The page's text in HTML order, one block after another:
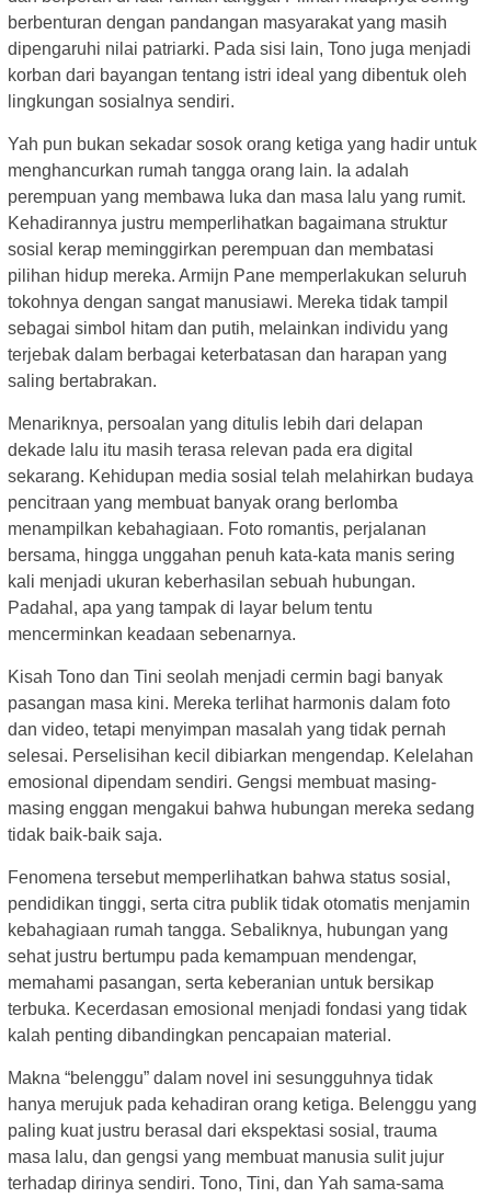
berbenturan dengan pandangan masyarakat yang masih
dipengaruhi nilai patriarki. Pada sisi lain, Tono juga menjadi
korban dari bayangan tentang istri ideal yang dibentuk oleh
lingkungan sosialnya sendiri.
Yah pun bukan sekadar sosok orang ketiga yang hadir untuk
menghancurkan rumah tangga orang lain. Ia adalah
perempuan yang membawa luka dan masa lalu yang rumit.
Kehadirannya justru memperlihatkan bagaimana struktur
sosial kerap meminggirkan perempuan dan membatasi
pilihan hidup mereka. Armijn Pane memperlakukan seluruh
tokohnya dengan sangat manusiawi. Mereka tidak tampil
sebagai simbol hitam dan putih, melainkan individu yang
terjebak dalam berbagai keterbatasan dan harapan yang
saling bertabrakan.
Menariknya, persoalan yang ditulis lebih dari delapan
dekade lalu itu masih terasa relevan pada era digital
sekarang. Kehidupan media sosial telah melahirkan budaya
pencitraan yang membuat banyak orang berlomba
menampilkan kebahagiaan. Foto romantis, perjalanan
bersama, hingga unggahan penuh kata-kata manis sering
kali menjadi ukuran keberhasilan sebuah hubungan.
Padahal, apa yang tampak di layar belum tentu
mencerminkan keadaan sebenarnya.
Kisah Tono dan Tini seolah menjadi cermin bagi banyak
pasangan masa kini. Mereka terlihat harmonis dalam foto
dan video, tetapi menyimpan masalah yang tidak pernah
selesai. Perselisihan kecil dibiarkan mengendap. Kelelahan
emosional dipendam sendiri. Gengsi membuat masing-
masing enggan mengakui bahwa hubungan mereka sedang
tidak baik-baik saja.
Fenomena tersebut memperlihatkan bahwa status sosial,
pendidikan tinggi, serta citra publik tidak otomatis menjamin
kebahagiaan rumah tangga. Sebaliknya, hubungan yang
sehat justru bertumpu pada kemampuan mendengar,
memahami pasangan, serta keberanian untuk bersikap
terbuka. Kecerdasan emosional menjadi fondasi yang tidak
kalah penting dibandingkan pencapaian material.
Makna “belenggu” dalam novel ini sesungguhnya tidak
hanya merujuk pada kehadiran orang ketiga. Belenggu yang
paling kuat justru berasal dari ekspektasi sosial, trauma
masa lalu, dan gengsi yang membuat manusia sulit jujur
terhadap dirinya sendiri. Tono, Tini, dan Yah sama-sama